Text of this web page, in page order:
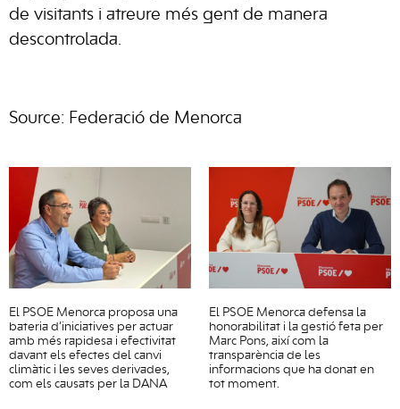
de visitants i atreure més gent de manera
descontrolada.
Source: Federació de Menorca
El PSOE Menorca proposa una
bateria d’iniciatives per actuar
amb més rapidesa i efectivitat
davant els efectes del canvi
climàtic i les seves derivades,
com els causats per la DANA
El PSOE Menorca defensa la
honorabilitat i la gestió feta per
Marc Pons, així com la
transparència de les
informacions que ha donat en
tot moment.